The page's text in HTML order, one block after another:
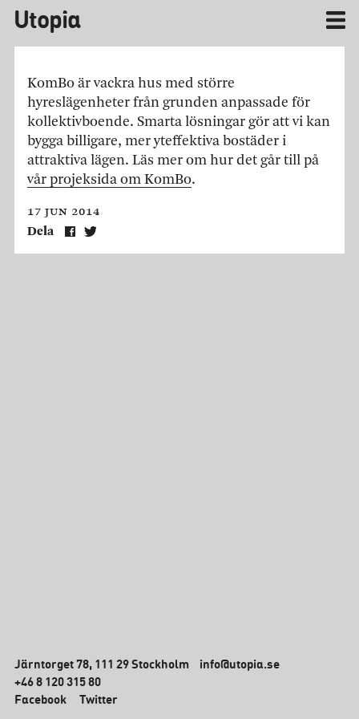
Utopia
KomBo är vackra hus med större
hyreslägenheter från grunden anpassade för
kollektivboende. Smarta lösningar gör att vi kan
bygga billigare, mer yteffektiva bostäder i
attraktiva lägen. Läs mer om hur det går till på
vår projeksida om KomBo.
17 jun 2014
Dela
Järntorget 78, 111 29 Stockholm
info@utopia.se
+46 8 120 315 80
Facebook
Twitter